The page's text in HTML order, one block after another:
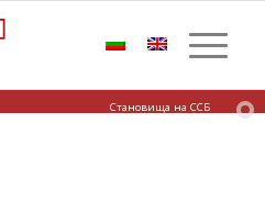
Становища на ССБ